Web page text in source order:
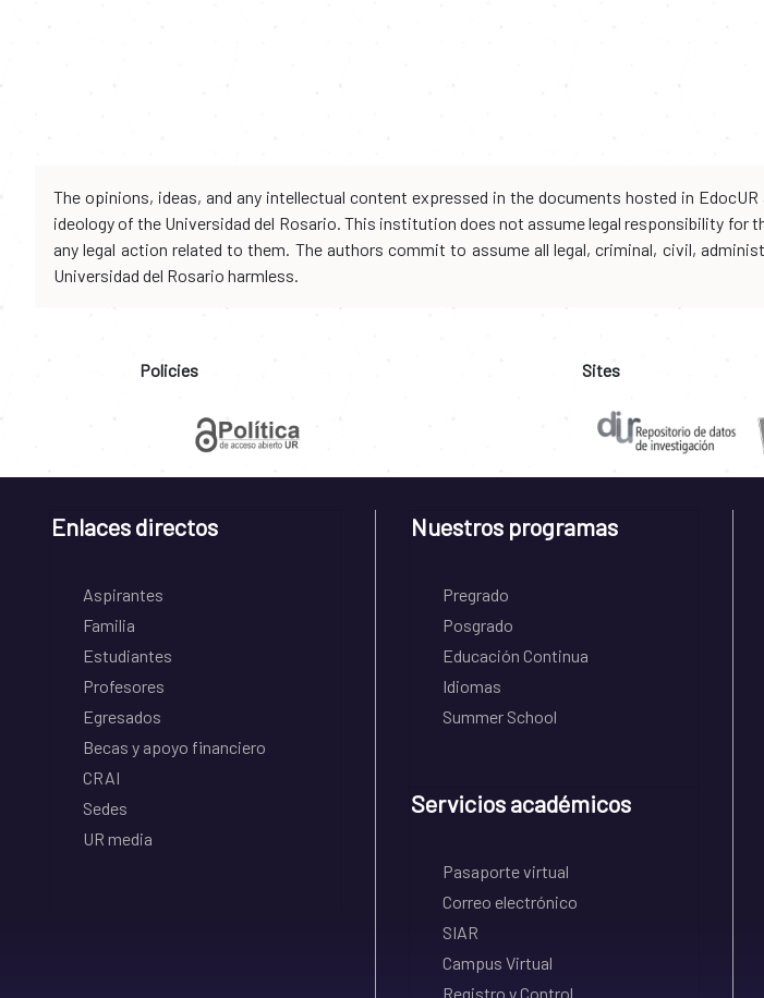
The opinions, ideas, and any intellectual content expressed in the documents hosted in
ideology of the Universidad del Rosario. This institution does not assume legal responsibility
any legal action related to them. The authors commit to assume all legal, criminal, civil,
Universidad del Rosario harmless.
Policies Sites
Enlaces directos
Aspirantes
Familia
Estudiantes
Profesores
Egresados
Becas y apoyo financiero
CRAI
Sedes
UR media
Nuestros programas
Pregrado
Posgrado
Educación Continua
Idiomas
Summer School
Servicios académicos
Pasaporte virtual
Correo electrónico
SIAR
Campus Virtual
Registro y Control